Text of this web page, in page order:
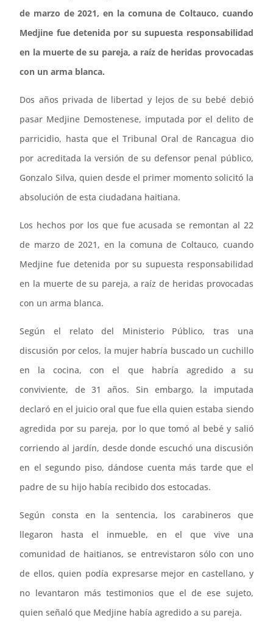
de marzo de 2021, en la comuna de Coltauco, cuando
Medjine fue detenida por su supuesta responsabilidad
en la muerte de su pareja, a raíz de heridas provocadas
con un arma blanca.
Dos años privada de libertad y lejos de su bebé debió
pasar Medjine Demostenese, imputada por el delito de
parricidio, hasta que el Tribunal Oral de Rancagua dio
por acreditada la versión de su defensor penal público,
Gonzalo Silva, quien desde el primer momento solicitó la
absolución de esta ciudadana haitiana.
Los hechos por los que fue acusada se remontan al 22
de marzo de 2021, en la comuna de Coltauco, cuando
Medjine fue detenida por su supuesta responsabilidad
en la muerte de su pareja, a raíz de heridas provocadas
con un arma blanca.
Según el relato del Ministerio Público, tras una
discusión por celos, la mujer habría buscado un cuchillo
en la cocina, con el que habría agredido a su
conviviente, de 31 años. Sin embargo, la imputada
declaró en el juicio oral que fue ella quien estaba siendo
agredida por su pareja, por lo que tomó al bebé y salió
corriendo al jardín, desde donde escuchó una discusión
en el segundo piso, dándose cuenta más tarde que el
padre de su hijo había recibido dos estocadas.
Según consta en la sentencia, los carabineros que
llegaron hasta el inmueble, en el que vive una
comunidad de haitianos, se entrevistaron sólo con uno
de ellos, quien podía expresarse mejor en castellano, y
no levantaron más testimonios que el de ese sujeto,
quien señaló que Medjine había agredido a su pareja.